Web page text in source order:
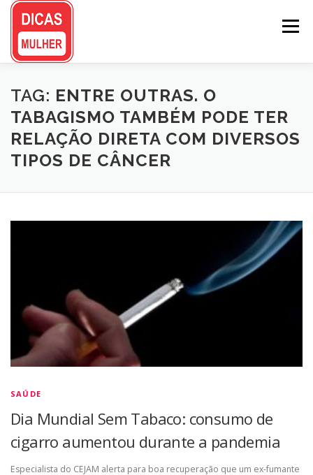
Pular
conteúdo
Menu
TAG: ENTRE OUTRAS. O
TABAGISMO TAMBÉM PODE TER
RELAÇÃO DIRETA COM DIVERSOS
TIPOS DE CÂNCER
SAÚDE
Dia Mundial Sem Tabaco: consumo de
cigarro aumentou durante a pandemia
Especialista do CEJAM alerta para boa recuperação que um ex-fumante